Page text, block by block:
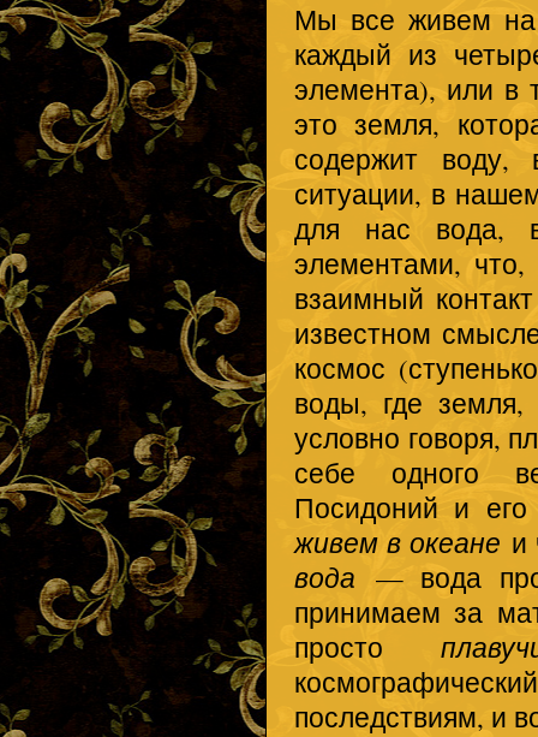
Мы все живем на
каждый из
элемента), или в
это земля,
содержит
ситуации, в
для нас вода,
элементами, что,
взаимный
известном
космос
воды, где земля,
условно говоря,
себе одного
Посидоний и
живем в океане и
вода — вода
принимаем за
просто
последствиям, и